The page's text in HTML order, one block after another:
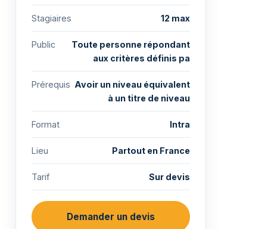
Stagiaires 12 max
Public
Toute personne répondant
aux critères définis pa
Prérequis Avoir un niveau équivalent
à un titre de niveau
Format Intra
Lieu Partout en France
Tarif Sur devis
Demander un devis